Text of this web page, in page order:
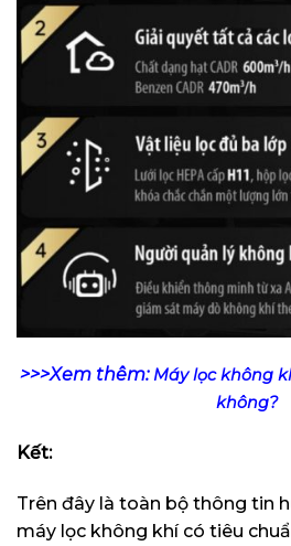
>>>Xem thêm: Máy lọc không
không?
Kết:
Trên đây là toàn bộ thông tin
máy lọc không khí có tiêu